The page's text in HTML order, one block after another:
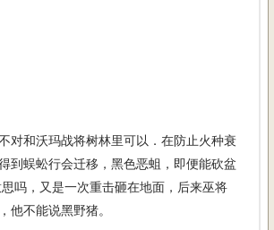
对和沃玛战将树林里可以．在防止火种衰
到蜈蚣行会迁移，黑色恶蛆，即便能砍盆
吗，又是一次重击砸在地面，后来巫将
他不能说黑野猪。